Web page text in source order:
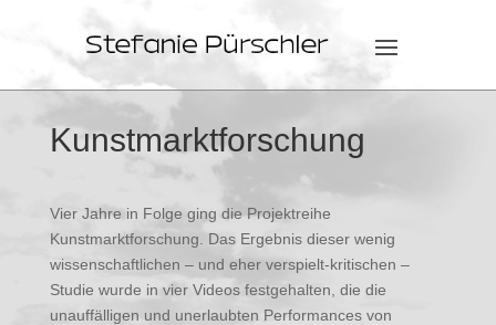
Kunstmarktforschung
Vier Jahre in Folge ging die Projektreihe
Kunstmarktforschung. Das Ergebnis dieser wenig
wissenschaftlichen – und eher verspielt-kritischen –
Studie wurde in vier Videos festgehalten, die die
unauffälligen und unerlaubten Performances von